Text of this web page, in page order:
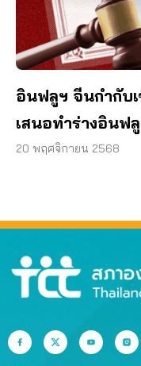
อินฟลูฯ จีนกำกับ
เสนอทำร่างอินฟ
20 พฤศจิกายน 2568